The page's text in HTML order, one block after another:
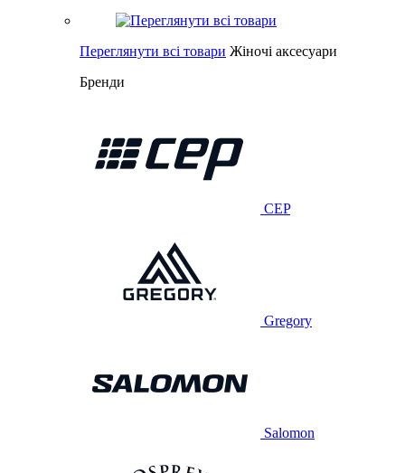
Переглянути всі товари Жіночі аксесуари
Бренди
CEP
Gregory
Salomon